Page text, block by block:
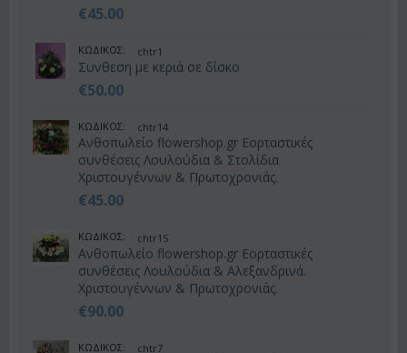
€45.00
ΚΩΔΙΚΟΣ: chtr1
Συνθεση με κεριά σε δίσκο
€50.00
ΚΩΔΙΚΟΣ: chtr14
Ανθοπωλείο flowershop.gr Εορταστικές
συνθέσεις Λουλούδια & Στολίδια
Χριστουγέννων & Πρωτοχρονιάς.
€45.00
ΚΩΔΙΚΟΣ: chtr15
Ανθοπωλείο flowershop.gr Εορταστικές
συνθέσεις Λουλούδια & Αλεξανδρινά.
Χριστουγέννων & Πρωτοχρονιάς.
€90.00
ΚΩΔΙΚΟΣ: chtr7